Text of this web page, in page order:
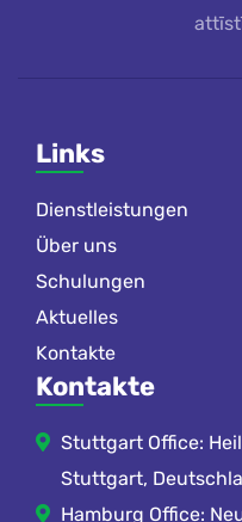
Links
Dienstleistungen
Über uns
Schulungen
Aktuelles
Kontakte
Kontakte
Stuttgart Office:
Stuttgart,
Hamburg Office: